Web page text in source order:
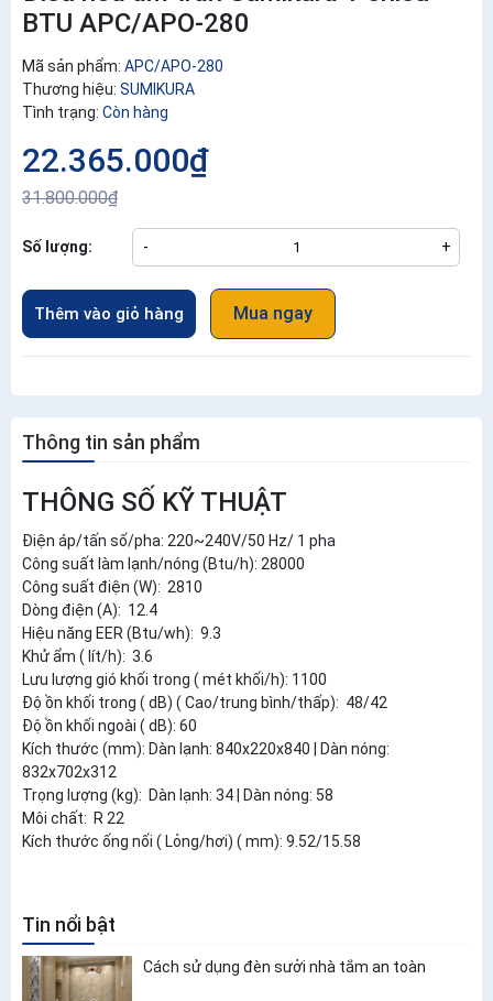
BTU APC/APO-280
Mã sản phẩm: APC/APO-280
Thương hiệu: SUMIKURA
Tình trạng: Còn hàng
22.365.000₫
31.800.000₫
Số lượng: - +
Thêm vào giỏ hàng Mua ngay
Thông tin sản phẩm
THÔNG SỐ KỸ THUẬT
Điện áp/tấn số/pha: 220~240V/50 Hz/ 1 pha
Công suất làm lạnh/nóng (Btu/h): 28000
Công suất điện (W): 2810
Dòng điện (A): 12.4
Hiệu năng EER (Btu/wh): 9.3
Khử ẩm ( lít/h): 3.6
Lưu lượng gió khối trong ( mét khối/h): 1100
Độ ồn khối trong ( dB) ( Cao/trung bình/thấp): 48/42
Độ ồn khối ngoài ( dB): 60
Kích thước (mm): Dàn lạnh: 840x220x840 | Dàn nóng:
832x702x312
Trọng lượng (kg): Dàn lạnh: 34 | Dàn nóng: 58
Môi chất: R 22
Kích thước ống nối ( Lỏng/hơi) ( mm): 9.52/15.58
Tin nổi bật
Cách sử dụng đèn sưởi nhà tắm an toàn